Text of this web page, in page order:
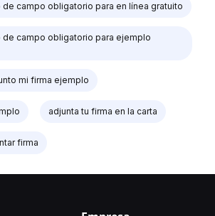
campo obligatorio para en línea gratuito
campo obligatorio para ejemplo
mi firma ejemplo
adjunta tu firma en la carta
firma